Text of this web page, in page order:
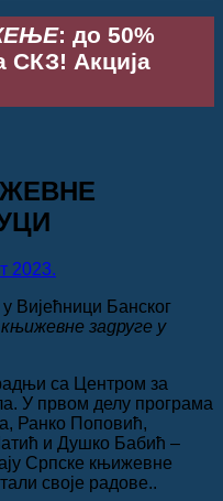
: до 50%
СКЗ! Акција
2023.
Вијећници Банског
задруге у
са Центром за
У првом делу програма
Ранко Поповић,
и Душко Бабић ‒
Српске књижевне
своје радове..